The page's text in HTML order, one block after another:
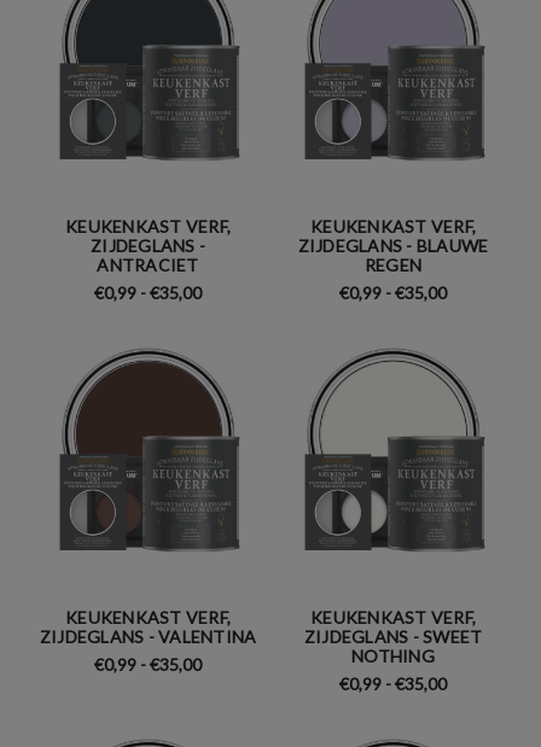
KEUKENKAST VERF,
ZIJDEGLANS -
ANTRACIET
€0,99 - €35,00
KEUKENKAST VERF,
ZIJDEGLANS - BLAUWE
REGEN
€0,99 - €35,00
KEUKENKAST VERF,
ZIJDEGLANS - VALENTINA
€0,99 - €35,00
KEUKENKAST VERF,
ZIJDEGLANS - SWEET
NOTHING
€0,99 - €35,00